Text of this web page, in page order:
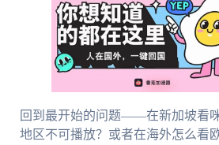
回到最开始的问题——在新加坡看
地区不可播放？或者在海外怎么看